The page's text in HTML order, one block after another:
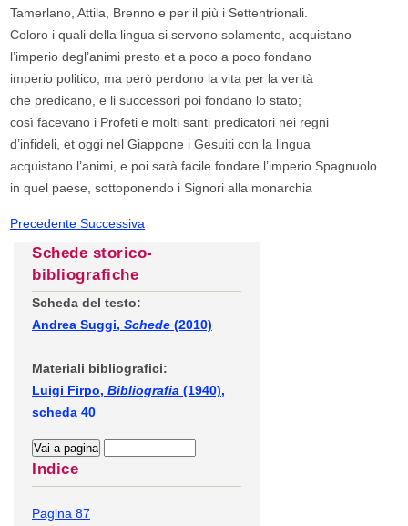
Tamerlano, Attila, Brenno e per il più i Settentrionali.
Coloro i quali della lingua si servono solamente, acquistano
l’imperio degl’animi presto et a poco a poco fondano
imperio politico, ma però perdono la vita per la verità
che predicano, e li successori poi fondano lo stato;
così facevano i Profeti e molti santi predicatori nei regni
d’infideli, et oggi nel Giappone i Gesuiti con la lingua
acquistano l’animi, e poi sarà facile fondare l’imperio Spagnuolo
in quel paese, sottoponendo i Signori alla monarchia
PrecedenteSuccessiva
Schede storico-
bibliografiche
Scheda del testo:
Andrea Suggi, Schede (2010)
Materiali bibliografici:
Luigi Firpo, Bibliografia (1940),
scheda 40
Indice
Pagina 87